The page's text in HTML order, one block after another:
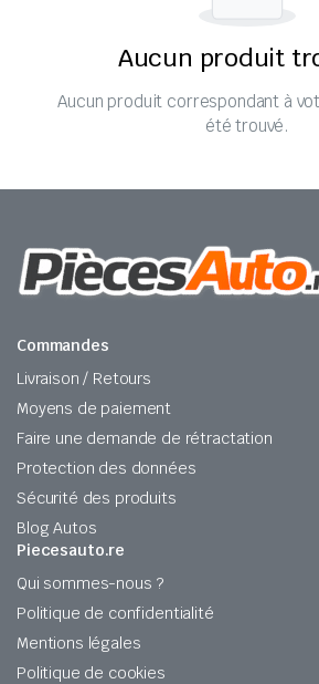
Aucun produit
Aucun produit correspondant à
été trouvé.
Commandes
Livraison / Retours
Moyens de paiement
Faire une demande de rétractation
Protection des données
Sécurité des produits
Blog Autos
Piecesauto.re
Qui sommes-nous ?
Politique de confidentialité
Mentions légales
Politique de cookies